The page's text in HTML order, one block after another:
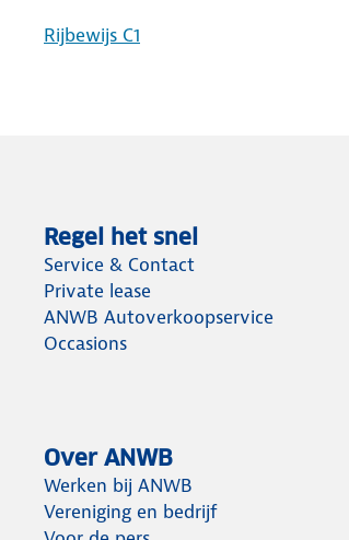
Rijbewijs C1
Regel het snel
Service & Contact
Private lease
ANWB Autoverkoopservice
Occasions
Over ANWB
Werken bij ANWB
Vereniging en bedrijf